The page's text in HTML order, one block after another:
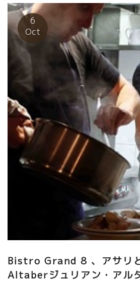
幅の広い人間性をもっているジュリアン
さが表現されている。 その裏を支えてい
晴らしい。
6
Oct
Bistro Grand 8 、アサリ
Altaberジュリアン・アル